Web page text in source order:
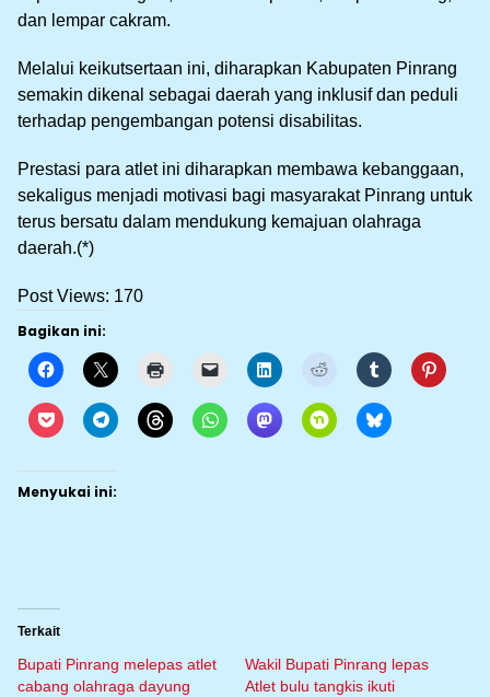
dan lempar cakram.
Melalui keikutsertaan ini, diharapkan Kabupaten Pinrang
semakin dikenal sebagai daerah yang inklusif dan peduli
terhadap pengembangan potensi disabilitas.
Prestasi para atlet ini diharapkan membawa kebanggaan,
sekaligus menjadi motivasi bagi masyarakat Pinrang untuk
terus bersatu dalam mendukung kemajuan olahraga
daerah.(*)
Post Views: 170
Bagikan ini:
Menyukai ini:
Terkait
Bupati Pinrang melepas atlet
cabang olahraga dayung
Wakil Bupati Pinrang lepas
Atlet bulu tangkis ikuti